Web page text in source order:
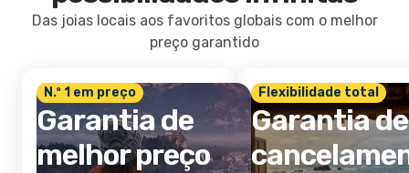
Das joias locais aos favoritos globais com o melhor
preço garantido
N.º 1 em preço
Garantia de
melhor preço
Flexibilidade total
Garantia de